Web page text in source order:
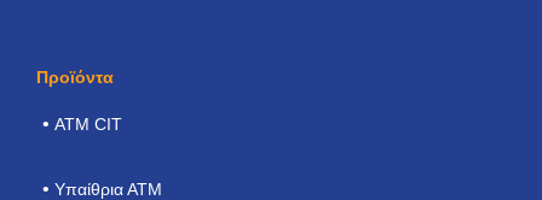
Προϊόντα
ΑΤΜ CIT
Υπαίθρια ΑΤΜ